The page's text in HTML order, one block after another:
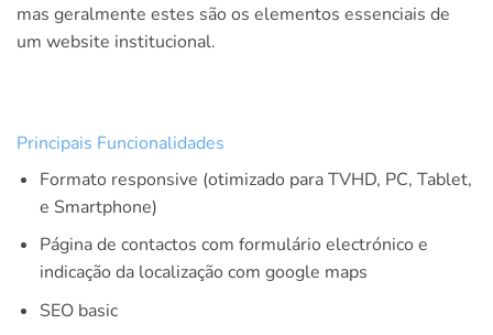
mas geralmente estes são os elementos essenciais de
um website institucional.
Principais Funcionalidades
Formato responsive (otimizado para TVHD, PC, Tablet,
e Smartphone)
Página de contactos com formulário electrónico e
indicação da localização com google maps
SEO basic